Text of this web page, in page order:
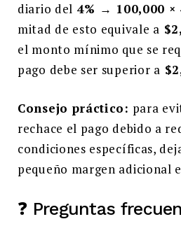
diario del 4% → 100,000 ×
mitad de esto equivale a
el monto mínimo que se
pago debe ser superior a
Consejo práctico: para
rechace el pago debido a
condiciones específicas,
pequeño margen adicional
❓ Preguntas